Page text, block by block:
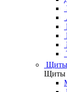
Щиты
Щиты